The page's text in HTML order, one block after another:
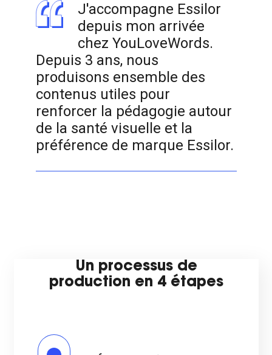
J'accompagne Essilor
depuis mon arrivée
chez YouLoveWords.
Depuis 3 ans, nous
produisons ensemble des
contenus utiles pour
renforcer la pédagogie autour
de la santé visuelle et la
préférence de marque Essilor.
Un processus de
production en 4 étapes